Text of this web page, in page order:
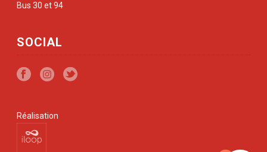
Bus 30 et 94
SOCIAL
Réalisation